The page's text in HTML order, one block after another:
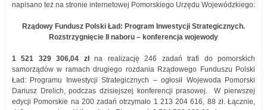
napisano też na stronie internetowej Pomorskiego Urzędu Wojewódzkiego:
Rządowy Fundusz Polski Ład: Program Inwestycji Strategicznych.
Rozstrzygnięcie II naboru – konferencja wojewody
1 521 329 306,04 złna realizację 246 zadań trafi do pomorskich
samorządów w ramach drugiego rozdania Rządowego Funduszu Polski
Ład: Programu Inwestycji Strategicznych – ogłosił Wojewoda Pomorski
Dariusz Drelich, podczas dzisiejszej konferencji prasowej. W pierwszej
edycji Pomorskie na 200 zadań otrzymało 1 213 204 616, 88 zł. Łącznie,